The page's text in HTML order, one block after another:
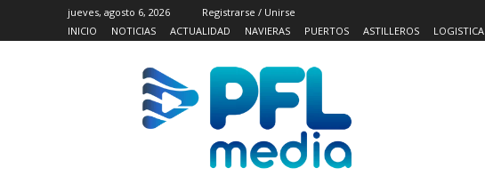
jueves, agosto 6, 2026
Registrarse / Unirse
INICIO
NOTICIAS ACTUALIDAD NAVIERAS PUERTOS ASTILLEROS LOGISTICA